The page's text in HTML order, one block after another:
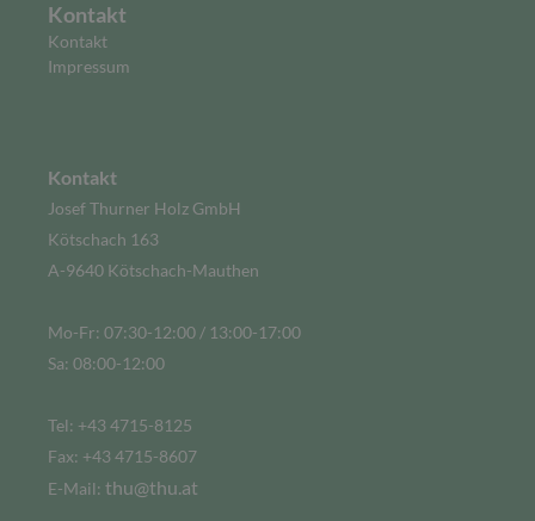
Kontakt
Kontakt
Impressum
Kontakt
Josef Thurner Holz GmbH
Kötschach 163
A-9640 Kötschach-Mauthen
Mo-Fr: 07:30-12:00 / 13:00-17:00
Sa: 08:00-12:00
Tel: +43 4715-8125
Fax: +43 4715-8607
E-Mail: thu@thu.at